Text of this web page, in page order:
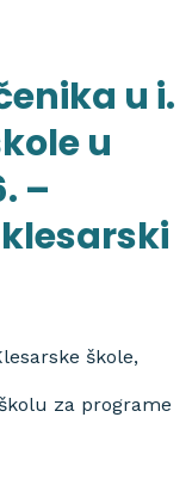
u i.
u
–
škole,
za programe